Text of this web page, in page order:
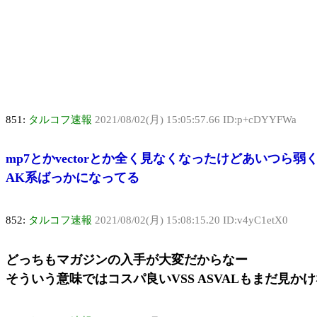
851: タルコフ速報 2021/08/02(月) 15:05:57.66 ID:p+cDYYFWa
mp7とかvectorとか全く見なくなったけどあいつら弱
AK系ばっかになってる
852: タルコフ速報 2021/08/02(月) 15:08:15.20 ID:v4yC1etX0
どっちもマガジンの入手が大変だからなー
そういう意味ではコスパ良いVSS ASVALもまだ見か